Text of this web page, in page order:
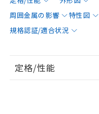
周囲金属の影響
特性図
規格認証/適合状況
定格/性能